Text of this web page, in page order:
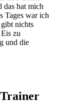
das hat mich
Tages war ich
nichts
zu
und die